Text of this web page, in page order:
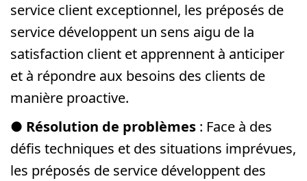
service client exceptionnel, les préposés de
service développent un sens aigu de la
satisfaction client et apprennent à anticiper
et à répondre aux besoins des clients de
manière proactive.
● Résolution de problèmes: Face à des
défis techniques et des situations imprévues,
les préposés de service développent des